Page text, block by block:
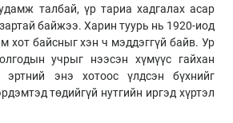
талбай, үр тариа хадгалах асар
байжээ. Харин туурь нь 1920-иод
хот байсныг хэн ч мэддэггүй байв. Ур
учрыг нээсэн хүмүүс гайхан
эртний энэ хотоос үлдсэн бүхнийг
төдийгүй нутгийн иргэд хүртэл